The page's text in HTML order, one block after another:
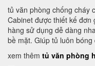
tủ văn phòng chống cháy
Cabinet được thiết kế đơn
hàng sử dụng dễ dàng
bề mặt. Giúp tủ luôn bóng
xem thêm tủ văn phòng